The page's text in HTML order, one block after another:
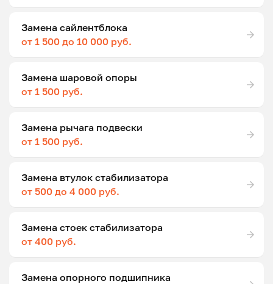
Замена сайлентблока
от 1 500 до 10 000 руб.
Замена шаровой опоры
от 1 500 руб.
Замена рычага подвески
от 1 500 руб.
Замена втулок стабилизатора
от 500 до 4 000 руб.
Замена стоек стабилизатора
от 400 руб.
Замена опорного подшипника